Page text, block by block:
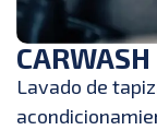
CARWASH
Lavado de